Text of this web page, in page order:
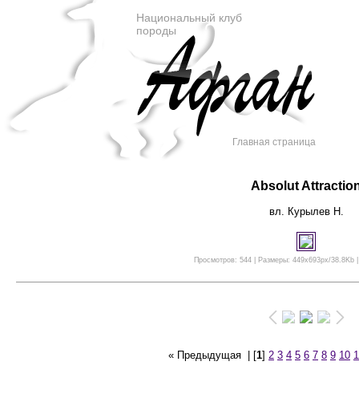
Национальный клуб
породы
Главная страница
Absolut
вл. Курылев Н.
Просмотров: 544 | Размеры: 449x693px/38.8Kb
« Предыдущая | [1] 2 3 4 5 6 7 8 9 10